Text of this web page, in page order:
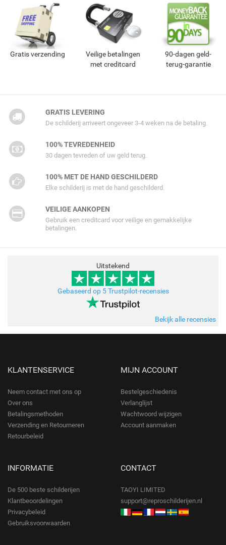
Gratis verzending
Veilige betalingen
met creditcard
90-dagen geld-
terug-garantie
GRATIS LEVERING
De schilderij arriveert ongeveer 3-4 weken na de betaling.
100% TEVREDENHEID
30 dagen tevreden of uw geld terug.
100% MET DE HAND GESCHILDERD
Elke schilderij is met de hand geschilderd.
VEILIGE AANKOPEN
Gebruik een creditcard voor veilige en gemakkelijke
betalingen.
Uitstekend
Gebaseerd op 5 Trustpilot-recensies
Bekijk alle recensies
KLANTENSERVICE
Neem contact met ons op
Over ons
Betalingsmethoden
Verzending en Retourneren
Retourbeleid
MIJN ACCOUNT
Bestelgeschiedenis
Verlanglijst
Wachtwoord wijzigen
Account aanmaken
INFORMATIE
De 500 beste schilderijen
Klantbeoordelingen
Privacybeleid
Gebruiksvoorwaarden
CONTACT
TAOYI LIMITED
support@reproschilderijen.nl